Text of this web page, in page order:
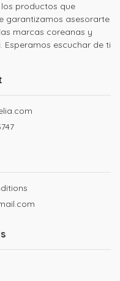
productos que
garantizamos asesorarte
marcas coreanas y
escuchar de ti